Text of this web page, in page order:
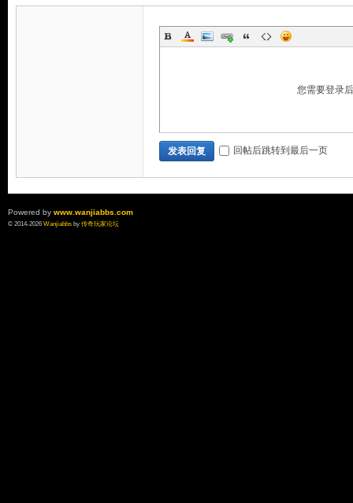
您需要登录
发表回复 回帖后跳转到最后一页
Powered by www.wanjiabbs.com
© 2014-2026 Wanjiabbsby 传奇玩家论坛